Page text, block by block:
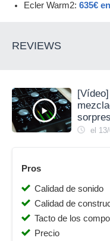
Ecler Warm2: 635€
REVIEWS
el
Pros
Calidad de sonido
Calidad de
Tacto de los
Precio